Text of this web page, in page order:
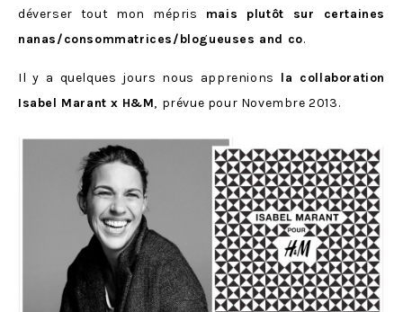
déverser tout mon mépris mais plutôt sur certaines
nanas/consommatrices/blogueuses and co.
Il y a quelques jours nous apprenions la collaboration
Isabel Marant x H&M, prévue pour Novembre 2013.